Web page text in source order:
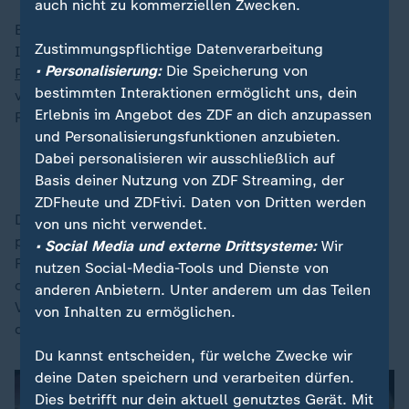
Betroffen von dem Gesetz sind unter anderem
Instagram,TikTok, Snapchat, Facebook, YouTube, die
Plattform X, Reddit und Twitch. Ausgenommen sind
verschiedene Messenger- und Spiele-Dienste wie
Roblox, WhatsApp und Facebook Messenger.
Social Media für Junge wichtigste Polit-Quelle
Die Behörden veröffentlichten keine
plattformspezifischen Zahlen. Meta, Eigentümer von
Facebook, Instagram und Threads, erklärte jedoch
diese Woche, dass bis zum Tag nach Inkrafttreten des
Verbots fast 550.000 Konten entfernt worden seien,
die Nutzern unter 16 Jahren gehörten.
auch nicht zu kommerziellen Zwecken.
Zustimmungspflichtige Datenverarbeitung
• Personalisierung:Die Speicherung von
bestimmten Interaktionen ermöglicht uns, dein
Erlebnis im Angebot des ZDF an dich anzupassen
und Personalisierungsfunktionen anzubieten.
Dabei personalisieren wir ausschließlich auf
Basis deiner Nutzung von ZDF Streaming, der
ZDFheute und ZDFtivi. Daten von Dritten werden
von uns nicht verwendet.
• Social Media und externe Drittsysteme:Wir
nutzen Social-Media-Tools und Dienste von
anderen Anbietern. Unter anderem um das Teilen
von Inhalten zu ermöglichen.
Du kannst entscheiden, für welche Zwecke wir
deine Daten speichern und verarbeiten dürfen.
Dies betrifft nur dein aktuell genutztes Gerät. Mit